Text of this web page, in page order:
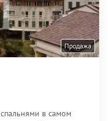
Продажа
в самом